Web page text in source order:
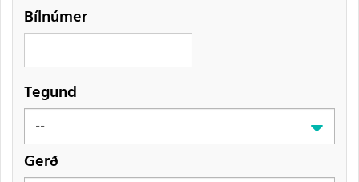
Bílnúmer
Tegund
Gerð